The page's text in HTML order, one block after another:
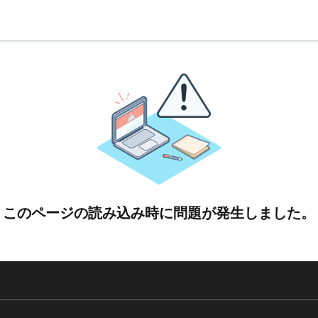
このページの読み込み時に問題が発生しました。